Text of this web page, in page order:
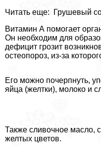
Читать еще: Грушевый
Витамин А помогает
Он необходим для
дефицит грозит
остеопороз, из-за
Его можно почерпнуть,
яйца (желтки), молоко и
Также сливочное масло,
желтых цветов.